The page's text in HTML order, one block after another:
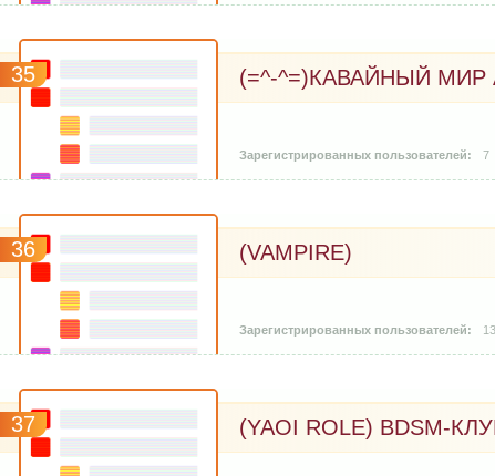
35 (=^-^=)КАВАЙНЫЙ
7
36 (VAMPIRE)
13
37 (YAOI ROLE) BDSM-